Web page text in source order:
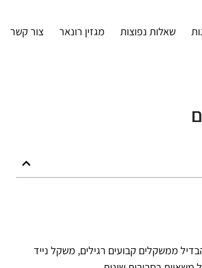
שאלות נפוצות מגזין רונאר צור קשר
ממשקלים קבועים רגילים, משקל נייד